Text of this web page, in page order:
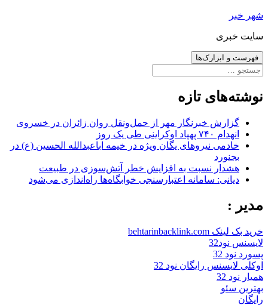
رفتن
نوشته‌ها
شهر خبر
سایت خبری
فهرست و ابزارک‌ها
جستجو
نوشته‌های تازه
گزارش خبرنگار مهر از حمل‌ونقل روان زائران در خسروی
انهدام ۷۴۰ پهپاد اوکراینی طی یک روز
خادمی نیروهای یگان ویژه در خیمه اباعبدالله الحسین (ع) در
بجنورد
هشدار نسبت به افزایش خطر آتش‌سوزی در طبیعت
دیانی: سامانه اعتبارسنجی خوابگاه‌ها راه‌اندازی می‌شود
مدیر :
خرید بک لینک behtarinbacklink.com
لایسنس نود32
پسورد نود 32
اوکلی لایسنس رایگان نود 32
همیار نود 32
بهترین سئو
رایگان